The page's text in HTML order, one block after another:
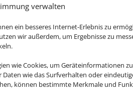
verwalten
ein besseres Internet-Erlebnis zu
wir außerdem, um Ergebnisse zu
wie Cookies, um Geräteinformationen
wie das Surfverhalten oder
können bestimmte Merkmale und
IHRE